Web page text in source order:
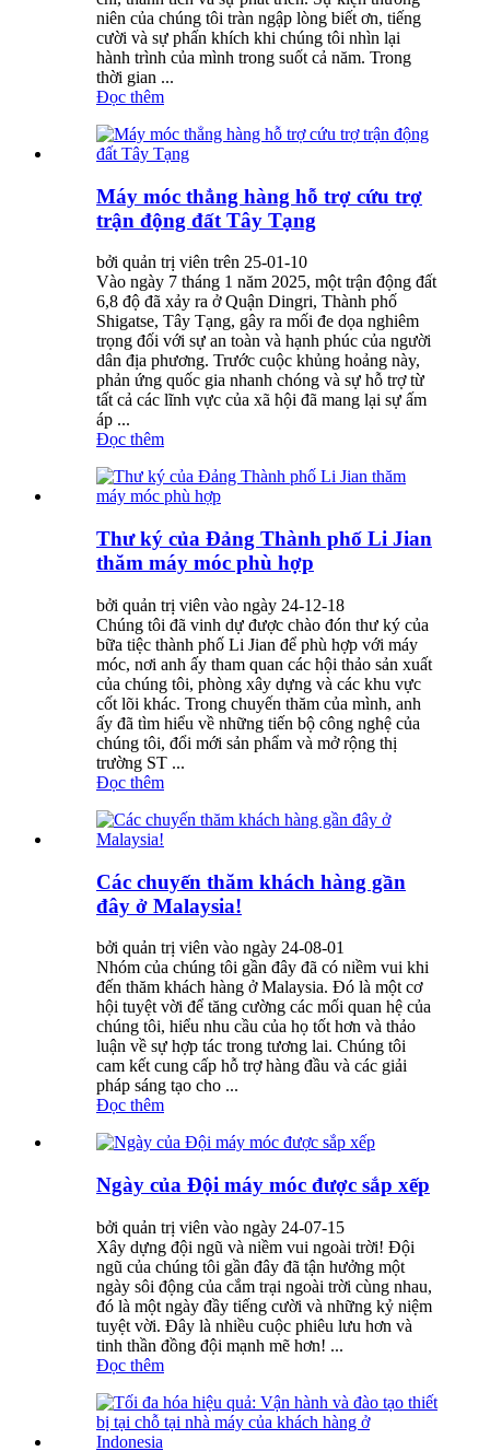
niên của chúng tôi tràn ngập lòng biết ơn, tiếng
cười và sự phấn khích khi chúng tôi nhìn lại
hành trình của mình trong suốt cả năm. Trong
thời gian ...
Đọc thêm
Máy móc thẳng hàng hỗ trợ cứu trợ
trận động đất Tây Tạng
bởi quản trị viên trên 25-01-10
Vào ngày 7 tháng 1 năm 2025, một trận động đất
6,8 độ đã xảy ra ở Quận Dingri, Thành phố
Shigatse, Tây Tạng, gây ra mối đe dọa nghiêm
trọng đối với sự an toàn và hạnh phúc của người
dân địa phương. Trước cuộc khủng hoảng này,
phản ứng quốc gia nhanh chóng và sự hỗ trợ từ
tất cả các lĩnh vực của xã hội đã mang lại sự ấm
áp ...
Đọc thêm
Thư ký của Đảng Thành phố Li Jian
thăm máy móc phù hợp
bởi quản trị viên vào ngày 24-12-18
Chúng tôi đã vinh dự được chào đón thư ký của
bữa tiệc thành phố Li Jian để phù hợp với máy
móc, nơi anh ấy tham quan các hội thảo sản xuất
của chúng tôi, phòng xây dựng và các khu vực
cốt lõi khác. Trong chuyến thăm của mình, anh
ấy đã tìm hiểu về những tiến bộ công nghệ của
chúng tôi, đổi mới sản phẩm và mở rộng thị
trường ST ...
Đọc thêm
Các chuyến thăm khách hàng gần
đây ở Malaysia!
bởi quản trị viên vào ngày 24-08-01
Nhóm của chúng tôi gần đây đã có niềm vui khi
đến thăm khách hàng ở Malaysia. Đó là một cơ
hội tuyệt vời để tăng cường các mối quan hệ của
chúng tôi, hiểu nhu cầu của họ tốt hơn và thảo
luận về sự hợp tác trong tương lai. Chúng tôi
cam kết cung cấp hỗ trợ hàng đầu và các giải
pháp sáng tạo cho ...
Đọc thêm
Ngày của Đội máy móc được sắp xếp
bởi quản trị viên vào ngày 24-07-15
Xây dựng đội ngũ và niềm vui ngoài trời! Đội
ngũ của chúng tôi gần đây đã tận hưởng một
ngày sôi động của cắm trại ngoài trời cùng nhau,
đó là một ngày đầy tiếng cười và những kỷ niệm
tuyệt vời. Đây là nhiều cuộc phiêu lưu hơn và
tinh thần đồng đội mạnh mẽ hơn! ...
Đọc thêm